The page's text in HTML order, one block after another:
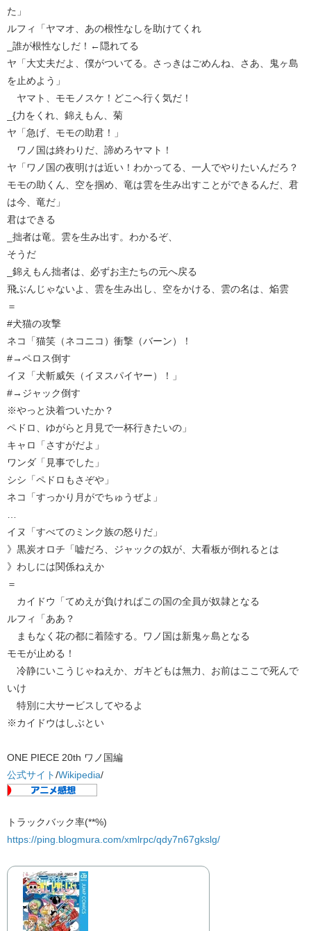
た」
ルフィ「ヤマオ、あの根性なしを助けてくれ
_誰が根性なしだ！←隠れてる
ヤ「大丈夫だよ、僕がついてる。さっきはごめんね、さあ、鬼ヶ島
を止めよう」
ヤマト、モモノスケ！どこへ行く気だ！
_{力をくれ、錦えもん、菊
ヤ「急げ、モモの助君！」
ワノ国は終わりだ、諦めろヤマト！
ヤ「ワノ国の夜明けは近い！わかってる、一人でやりたいんだろ？
モモの助くん、空を掴め、竜は雲を生み出すことができるんだ、君
は今、竜だ」
君はできる
_拙者は竜。雲を生み出す。わかるぞ、
そうだ
_錦えもん拙者は、必ずお主たちの元へ戻る
飛ぶんじゃないよ、雲を生み出し、空をかける、雲の名は、焔雲
＝
#犬猫の攻撃
ネコ「猫笑（ネコニコ）衝撃（バーン）！
#→ペロス倒す
イヌ「犬斬威矢（イヌスパイヤー）！」
#→ジャック倒す
※やっと決着ついたか？
ペドロ、ゆがらと月見で一杯行きたいの」
キャロ「さすがだよ」
ワンダ「見事でした」
シシ「ペドロもさぞや」
ネコ「すっかり月がでちゅうぜよ」
イヌ「すべてのミンク族の怒りだ」
》黒炭オロチ「嘘だろ、ジャックの奴が、大看板が倒れるとは
》わしには関係ねえか
＝
カイドウ「てめえが負ければこの国の全員が奴隷となる
ルフィ「ああ？
まもなく花の都に着陸する。ワノ国は新鬼ヶ島となる
モモが止める！
冷静にいこうじゃねえか、ガキどもは無力、お前はここで死んで
いけ
特別に大サービスしてやるよ
※カイドウはしぶとい
ONE PIECE 20th ワノ国編
公式サイト/Wikipedia/
トラックバック率(**%)
https://ping.blogmura.com/xmlrpc/qdy7n67gkslg/